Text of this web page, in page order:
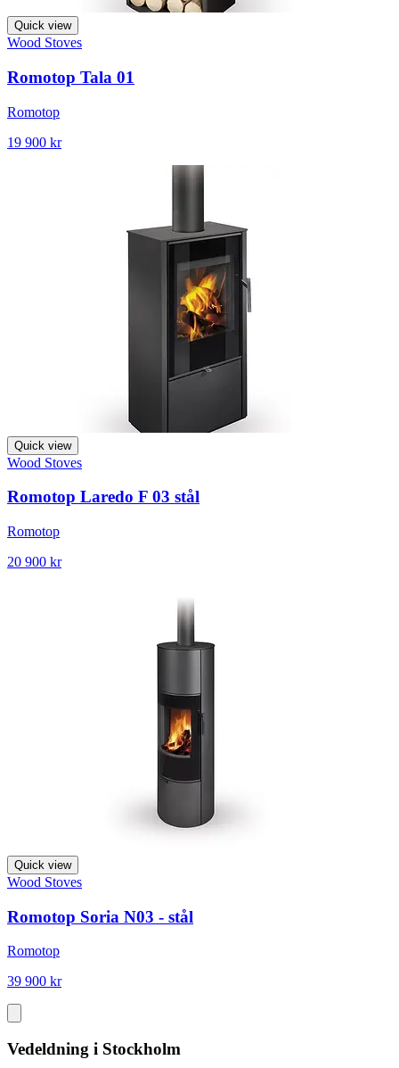
Quick view
Wood Stoves
Romotop Tala 01
Romotop
19 900 kr
Quick view
Wood Stoves
Romotop Laredo F 03 stål
Romotop
20 900 kr
Quick view
Wood Stoves
Romotop Soria N03 - stål
Romotop
39 900 kr
Vedeldning i Stockholm